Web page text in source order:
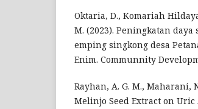
Oktaria, D., Komariah
M. (2023). Peningkatan
emping singkong desa
Enim. Communnity
Rayhan, A. G. M., Maharani,
Melinjo Seed Extract on